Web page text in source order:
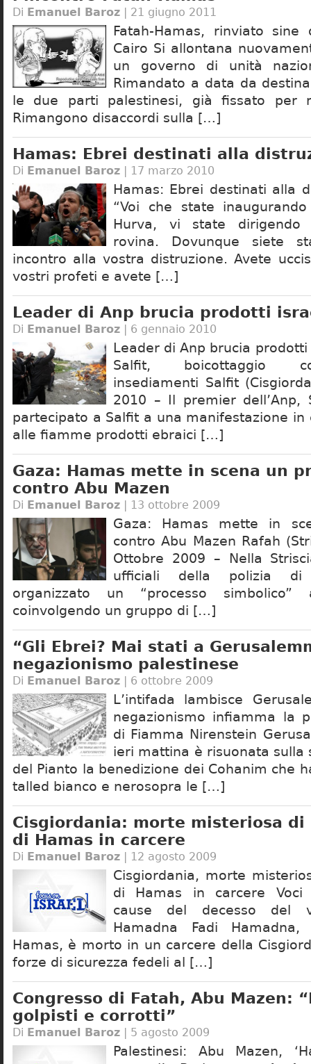
Di Emanuel Baroz | 21 giugno 2011
Fatah-Hamas, rinviato sine
Cairo Si allontana
un governo di unità
Rimandato a data da
le due parti palestinesi, già fissato per
Rimangono disaccordi sulla […]
Hamas: Ebrei destinati alla
Di Emanuel Baroz | 17 marzo 2010
Hamas: Ebrei destinati alla
“Voi che state
Hurva, vi state
rovina. Dovunque siete
incontro alla vostra distruzione. Avete
vostri profeti e avete […]
Leader di Anp brucia prodotti
Di Emanuel Baroz | 6 gennaio 2010
Leader di Anp brucia
Salfit, boicottaggio
insediamenti Salfit
2010 – Il premier dell’Anp,
partecipato a Salfit a una manifestazione in
alle fiamme prodotti ebraici […]
Gaza: Hamas mette in scena un
contro Abu Mazen
Di Emanuel Baroz | 13 ottobre 2009
Gaza: Hamas mette in
contro Abu Mazen Rafah
Ottobre 2009 – Nella
ufficiali della polizia di
organizzato un “processo
coinvolgendo un gruppo di […]
“Gli Ebrei? Mai stati a
negazionismo palestinese
Di Emanuel Baroz | 6 ottobre 2009
L’intifada lambisce
negazionismo infiamma la
di Fiamma Nirenstein
ieri mattina è risuonata sulla
del Pianto la benedizione dei Cohanim che
talled bianco e nerosopra le […]
Cisgiordania: morte misteriosa
di Hamas in carcere
Di Emanuel Baroz | 12 agosto 2009
Cisgiordania, morte
di Hamas in carcere Voci
cause del decesso del
Hamadna Fadi
Hamas, è morto in un carcere della
forze di sicurezza fedeli al […]
Congresso di Fatah, Abu Mazen:
golpisti e corrotti”
Di Emanuel Baroz | 5 agosto 2009
Palestinesi: Abu Mazen,